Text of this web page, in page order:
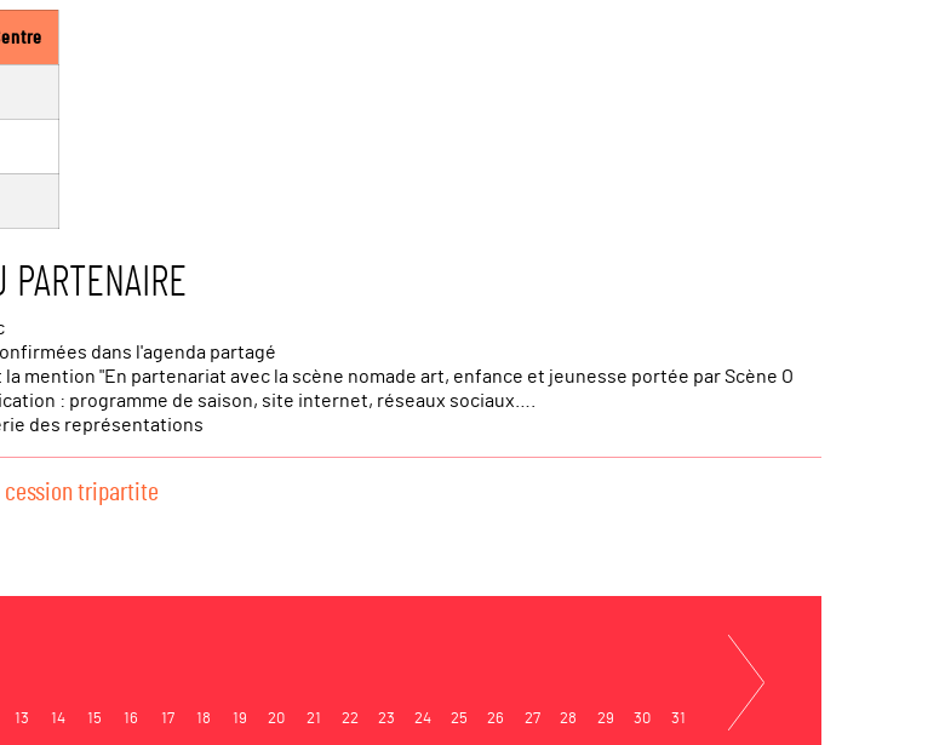
PARTENAIRE
dans l'agenda partagé
la mention "En partenariat avec la scène nomade art, enfance et jeunesse portée par Scène O
: programme de saison, site internet, réseaux sociaux….
des représentations
cession tripartite
13 14 15 16 17 18 19 20 21 22 23 24 25 26 27 28 29 30 31